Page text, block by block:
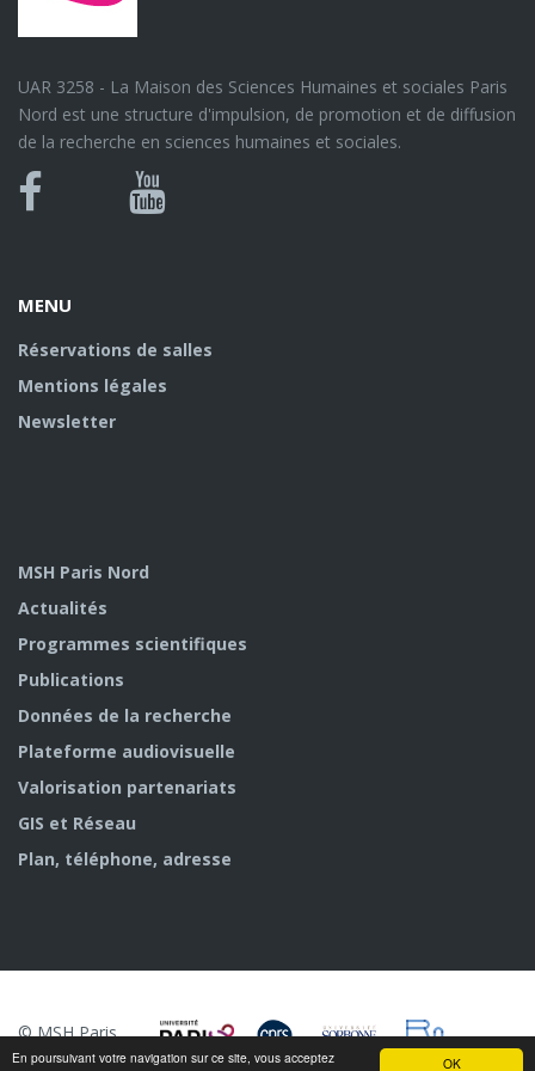
OK
En poursuivant votre navigation sur ce site, vous acceptez
UAR 3258 - La Maison des Sciences Humaines et sociales Paris
Nord est une structure d'impulsion, de promotion et de diffusion
de la recherche en sciences humaines et sociales.
Bluesky
Canal
MENU
Réservations de salles
Mentions légales
Newsletter
MSH Paris Nord
Actualités
Programmes scientifiques
Publications
Données de la recherche
Plateforme audiovisuelle
Valorisation partenariats
GIS et Réseau
Plan, téléphone, adresse
© MSH Paris
Nord